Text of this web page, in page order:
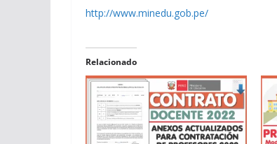
http://www.minedu.gob.pe/
Relacionado